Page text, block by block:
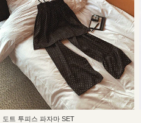
도트 투피스 파자마 SET